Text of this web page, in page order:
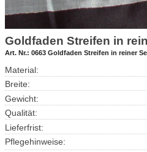
Goldfaden Streifen in
Art. Nr.: 0663 Goldfaden Streifen in reiner
Material:
Breite:
Gewicht:
Qualität:
Lieferfrist:
Pflegehinweise: